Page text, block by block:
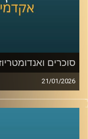
סוכרים
21/01/2026
כשאנחנו חושבים על
כלל מדמיינים